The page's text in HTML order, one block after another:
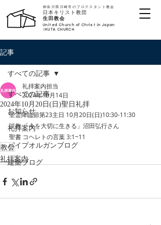
日本キリスト教団
​生田教会
United Church of Christ in Japan
IKUTA CHURCH
神奈川県川崎市のプロテスタント教会
記事
すべての記事
お知らせ
礼拝案内
パイプオルガンブログ
建築ブログ
すべての記事
2024年10月20日(日)聖日礼拝
礼拝案内担当
2024年10月14日
聖霊降臨節第23主日 10月20日(日)10:30-11:30
説教 「今を大切に生きる」沼田弘行さん
聖書 コヘレトの言葉 3:1~11
教会
礼拝案内